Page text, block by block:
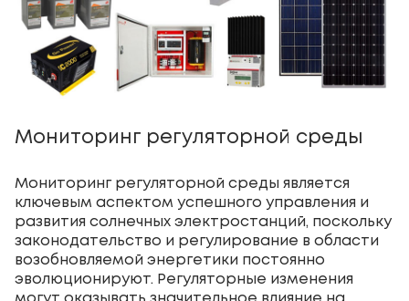
Мониторинг регуляторной среды
Мониторинг регуляторной среды является
ключевым аспектом успешного управления и
развития солнечных электростанций, поскольку
законодательство и регулирование в области
возобновляемой энергетики постоянно
эволюционируют. Регуляторные изменения